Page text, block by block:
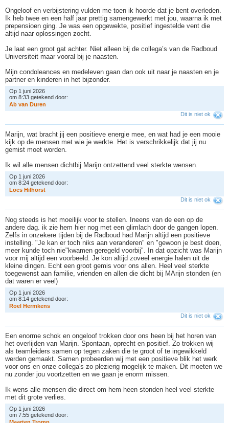
Ongeloof en verbijstering vulden me toen ik hoorde dat je bent overleden.
Ik heb twee en een half jaar prettig samengewerkt met jou, waarna ik met
prepensioen ging. Je was een opgewekte, positief ingestelde vent die
altijd naar oplossingen zocht.
Je laat een groot gat achter. Niet alleen bij de collega’s van de Radboud
Universiteit maar vooral bij je naasten.
Mijn condoleances en medeleven gaan dan ook uit naar je naasten en je
partner en kinderen in het bijzonder.
Op 1 juni 2026
om 8:33 getekend door:
Ab van Duren
Dit is niet ok
Marijn, wat bracht jij een positieve energie mee, en wat had je een mooie
kijk op de mensen met wie je werkte. Het is verschrikkelijk dat jij nu
gemist moet worden.
Ik wil alle mensen dichtbij Marijn ontzettend veel sterkte wensen.
Op 1 juni 2026
om 8:24 getekend door:
Loes Hilhorst
Dit is niet ok
Nog steeds is het moeilijk voor te stellen. Ineens van de een op de
andere dag. ik zie hem hier nog met een glimlach door de gangen lopen.
Zelfs in onzekere tijden bij de Radboud had Marijn altijd een positieve
instelling. "Je kan er toch niks aan veranderen" en "gewoon je best doen,
meer kunde toch nie"kwamen geregeld voorbij". In dat opzicht was Marijn
voor mij altijd een voorbeeld. Je kon altijd zoveel energie halen uit de
kleine dingen. Echt een groot gemis voor ons allen. Heel veel sterkte
toegewenst aan familie, vrienden en allen die dicht bij MArijn stonden (en
dat waren er veel)
Op 1 juni 2026
om 8:14 getekend door:
Roel Hermkens
Dit is niet ok
Een enorme schok en ongeloof trokken door ons heen bij het horen van
het overlijden van Marijn. Spontaan, oprecht en positief. Zo trokken wij
als teamleiders samen op tegen zaken die te groot of te ingewikkeld
werden gemaakt. Samen probeerden wij met een positieve blik het werk
voor ons en onze collega's zo plezierig mogelijk te maken. Dit moeten we
nu zonder jou voortzetten en we gaan je enorm missen.
Ik wens alle mensen die direct om hem heen stonden heel veel sterkte
met dit grote verlies.
Op 1 juni 2026
om 7:55 getekend door: